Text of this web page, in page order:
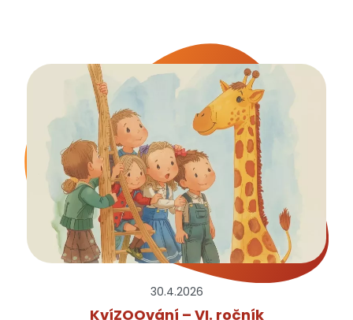
30.4.2026
KvíZOOvání – VI. ročník